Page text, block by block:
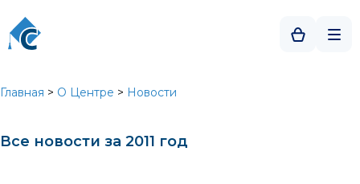
Главная > О Центре > Новости
Все новости за 2011 год